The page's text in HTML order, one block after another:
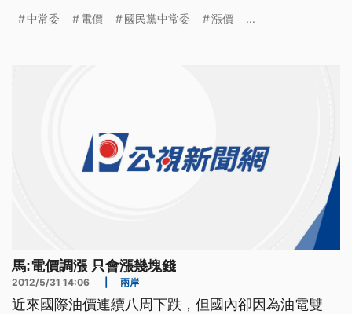
統並沒有接受，強調依據經濟部的資料，電價漲價，
中常委 電價 國民黨中常委 漲價 ...
馬:電價調漲 只會漲幾塊錢
2012/5/31 14:06 兩岸
近來國際油價連續八周下跌，但國內卻因為油電雙